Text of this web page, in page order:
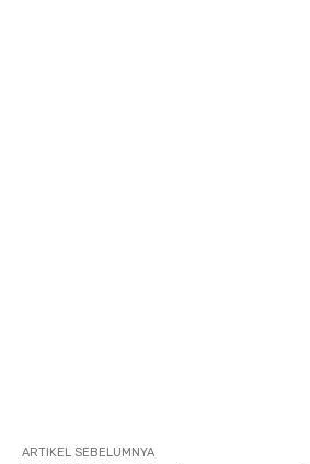
ARTIKEL SEBELUMNYA